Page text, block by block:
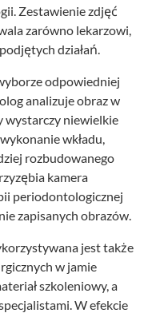
Zestawienie zdjęć
zarówno lekarzowi,
działań.
odpowiedniej
analizuje obraz w
wystarczy niewielkie
wkładu,
rozbudowanego
kamera
periodontologicznej
zapisanych obrazów.
jest także
w jamie
szkoleniowy, a
W efekcie